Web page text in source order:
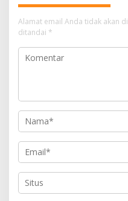
Alamat email Anda tidak akan
ditandai *